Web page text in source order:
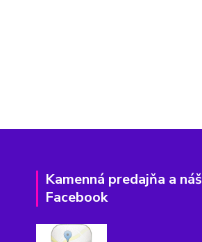
Kamenná predajňa a náš
Facebook